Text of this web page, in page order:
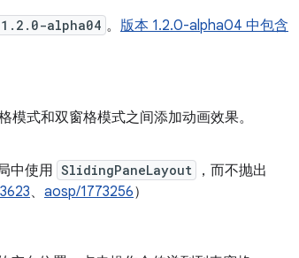
alpha04 。 版本 1.2.0-alpha04 中包含
模式和双窗格模式之间添加动画效果。
中使用 SlidingPaneLayout ，而不抛出
、 aosp/1773256）